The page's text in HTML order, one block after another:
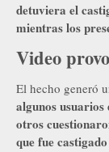
detuviera el
mientras los
Video
El hecho generó
algunos
otros
que fue